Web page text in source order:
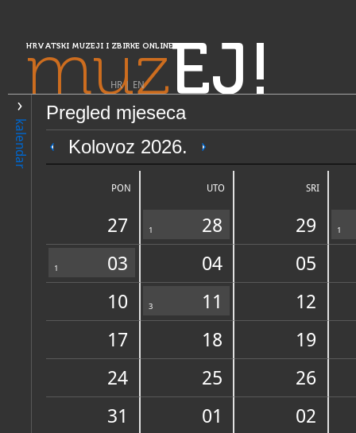
HRVATSKI MUZEJI I ZBIRKE ONLINE
muzEJ!
HR| EN
kalendar
Pregled mjeseca
Kolovoz 2026.
PON UTO SRI
27 1 28 29 1
1 03 04
05
10
3 11
12
17
18
19
24
25
26
31
01 02
PRETRAŽIVANJE
Središnja Hrvatska
Zavičajni muzej Ogulin
OPĆI PODACI
Zbirke